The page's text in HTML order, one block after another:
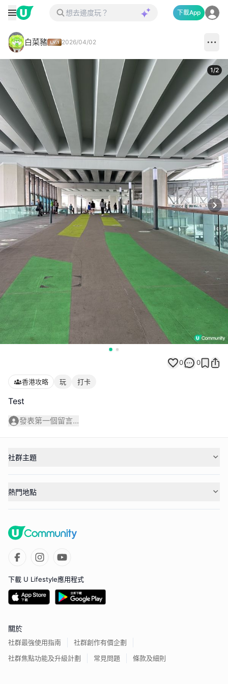
下載App
白菜豬 2026/04/02
1/2
0 0
香港攻略 玩 打卡
發表第一個留言...
社群主題
熱門地點
下載 U Lifestyle應用程式
關於
社群最強使用指南
社群創作有價企劃
社群焦點功能及升級計劃
常見問題 條款及細則